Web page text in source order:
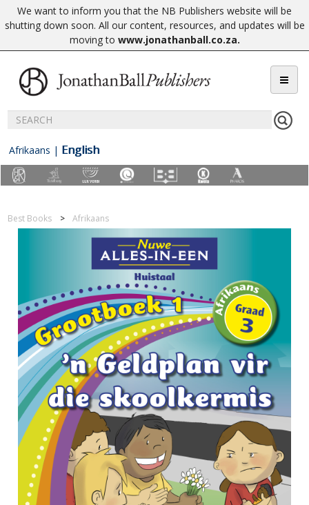
We want to inform you that the NB Publishers website will be
shutting down soon. All our content, resources, and updates will be
moving to www.jonathanball.co.za.
Afrikaans | English
Best Books Afrikaans